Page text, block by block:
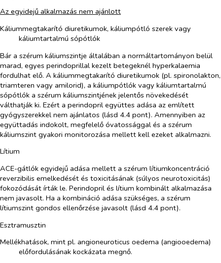
Az egyidejű alkalmazás nem ajánlott
Káliummegtakarító diuretikumok, káliumpótló szerek vagy
káliumtartalmú sópótlók
Bár a szérum káliumszintje általában a normáltartományon belül
marad, egyes perindoprillal kezelt betegeknél hyperkalaemia
fordulhat elő. A káliummegtakarító diuretikumok (pl. spironolakton,
triamteren vagy amilorid), a káliumpótlók vagy káliumtartalmú
sópótlók a szérum káliumszintjének jelentős növekedését
válthatják ki. Ezért a perindopril együttes adása az említett
gyógyszerekkel nem ajánlatos (lásd 4.4 pont). Amennyiben az
együttadás indokolt, megfelelő óvatossággal és a szérum
káliumszint gyakori monitorozása mellett kell ezeket alkalmazni.
Lítium
ACE-gátlók egyidejű adása mellett a szérum lítiumkoncentráció
reverzibilis emelkedését és toxicitásának (súlyos neurotoxicitás)
fokozódását írták le. Perindopril és lítium kombinált alkalmazása
nem javasolt. Ha a kombináció adása szükséges, a szérum
lítiumszint gondos ellenőrzése javasolt (lásd 4.4 pont).
Esztramusztin
Mellékhatások, mint pl. angioneuroticus oedema (angiooedema)
előfordulásának kockázata megnő.